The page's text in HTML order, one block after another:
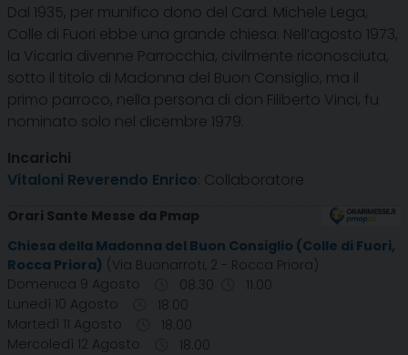
Dal 1935, per munifico dono del Card. Michele Lega,
Colle di Fuori ebbe una grande chiesa. Nell’agosto 1973,
la Vicaria divenne Parrocchia, civilmente riconosciuta,
sotto il titolo di Madonna del Buon Consiglio, ma il
primo parroco, nella persona di don Filiberto Vinci, fu
nominato solo nel dicembre 1979.
Incarichi
Vitaloni Reverendo Enrico : Collaboratore
Orari Sante Messe da Pmap
Chiesa della Madonna del Buon Consiglio (Colle di Fuori,
Rocca Priora) (Via Buonarroti, 2 - Rocca Priora)
Domenica 9 Agosto
08.30
11.00
Lunedì 10 Agosto
18.00
Martedì 11 Agosto
18.00
Mercoledì 12 Agosto
18.00